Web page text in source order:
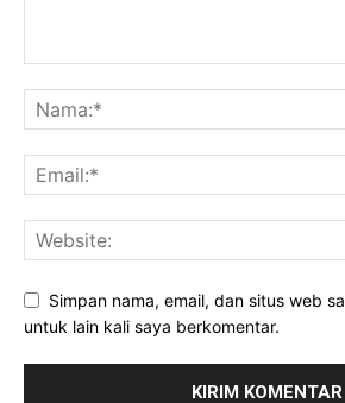
Simpan nama, email, dan situs web
untuk lain kali saya berkomentar.